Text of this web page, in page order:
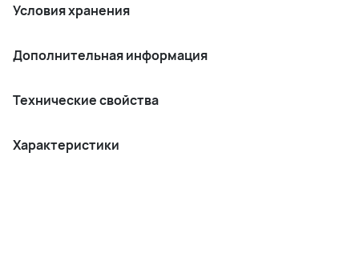
Условия хранения
Дополнительная информация
Технические свойства
Характеристики